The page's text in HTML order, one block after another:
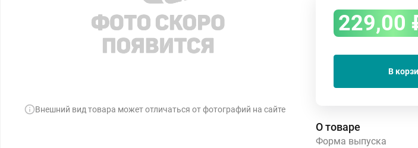
Внешний вид товара может отличаться от фотографий на сайте
229,00
В
О товаре
Форма выпуска